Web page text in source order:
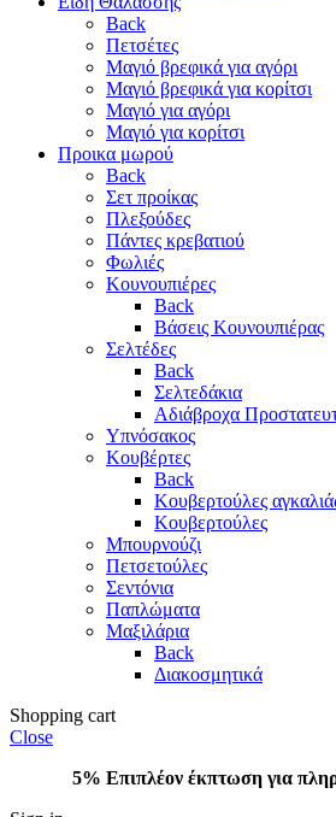
Back
Πετσέτες
Μαγιό βρεφικά για αγόρι
Μαγιό βρεφικά για κορίτσι
Μαγιό για αγόρι
Μαγιό για κορίτσι
Προικα μωρού
Back
Σετ προίκας
Πλεξούδες
Πάντες κρεβατιού
Φωλιές
Κουνουπιέρες
Back
Βάσεις Κουνουπιέρας
Σελτέδες
Back
Σελτεδάκια
Αδιάβροχα
Υπνόσακος
Κουβέρτες
Back
Κουβερτούλες
Κουβερτούλες
Μπουρνούζι
Πετσετούλες
Σεντόνια
Παπλώματα
Μαξιλάρια
Back
Διακοσμητικά
Shopping cart
Close
5% Επιπλέον έκπτωση για